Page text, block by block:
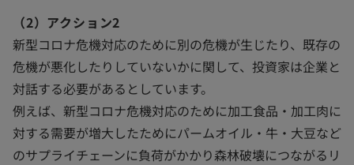
（2）アクション2
新型コロナ危機対応のために別の危機が生じたり、既存の
危機が悪化したりしていないかに関して、投資家は企業と
対話する必要があるとしています。
例えば、新型コロナ危機対応のために加工食品・加工肉に
対する需要が増大したためにパームオイル・牛・大豆など
のサプライチェーンに負荷がかかり森林破壊につながるリ